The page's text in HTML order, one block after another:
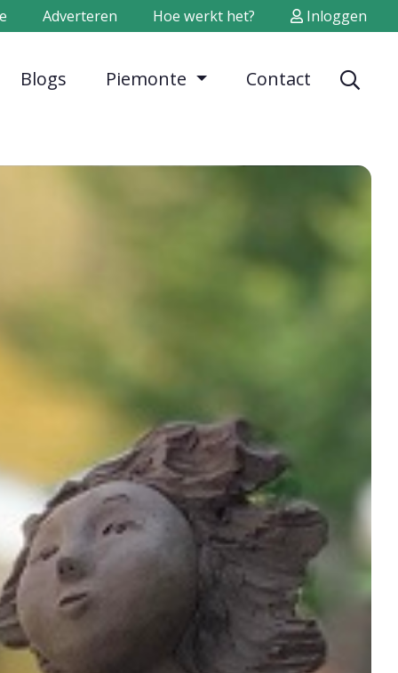
Adverteren Hoe werkt het? Inloggen
Blogs Piemonte Contact